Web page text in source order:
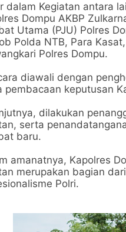
dalam Kegiatan antara
Dompu AKBP
Utama (PJU) Polres
Polda NTB, Para
Polres Dompu.
diawali dengan
pembacaan keputusan
dilakukan
serta
baru.
amanatnya, Kapolres
merupakan bagian
Polri.